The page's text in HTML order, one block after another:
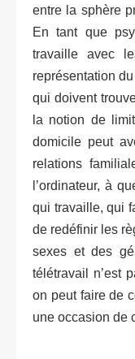
entre la sphère
En tant que
travaille avec
représentation
qui doivent
la notion de
domicile peut
relations
l’ordinateur, à
qui travaille, qui
de redéfinir les
sexes et des
télétravail n’est
on peut faire de
une occasion de